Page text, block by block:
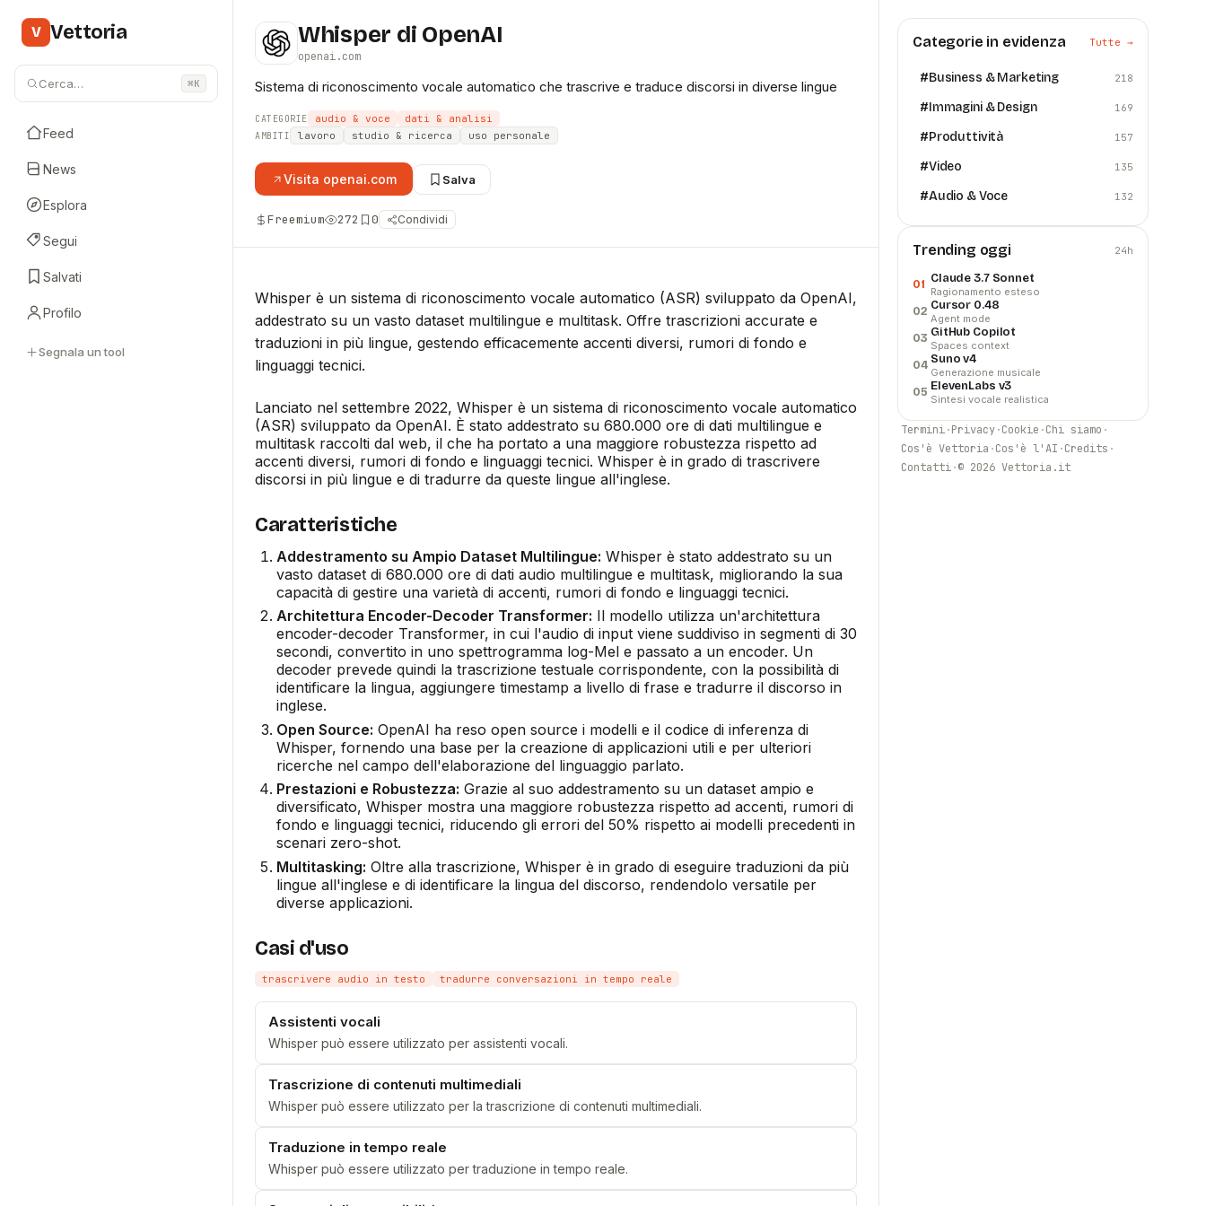
V Vettoria
Cerca… ⌘K
Feed
News
Esplora
Segui
Salvati
Profilo
Segnala un tool
Whisper di OpenAI
openai.com
Sistema di riconoscimento vocale automatico che trascrive e traduce discorsi in diverse lingue
CATEGORIE audio & voce dati & analisi
AMBITI lavoro studio & ricerca uso personale
Visita openai.com Salva
Freemium 272 0 Condividi
Whisper è un sistema di riconoscimento vocale automatico (ASR) sviluppato da OpenAI,
addestrato su un vasto dataset multilingue e multitask. Offre trascrizioni accurate e
traduzioni in più lingue, gestendo efficacemente accenti diversi, rumori di fondo e
linguaggi tecnici.
Lanciato nel settembre 2022, Whisper è un sistema di riconoscimento vocale automatico
(ASR) sviluppato da OpenAI. È stato addestrato su 680.000 ore di dati multilingue e
multitask raccolti dal web, il che ha portato a una maggiore robustezza rispetto ad
accenti diversi, rumori di fondo e linguaggi tecnici. Whisper è in grado di trascrivere
discorsi in più lingue e di tradurre da queste lingue all'inglese.
Caratteristiche
Addestramento su Ampio Dataset Multilingue: Whisper è stato addestrato su un
vasto dataset di 680.000 ore di dati audio multilingue e multitask, migliorando la sua
capacità di gestire una varietà di accenti, rumori di fondo e linguaggi tecnici.
Architettura Encoder-Decoder Transformer: Il modello utilizza un'architettura
encoder-decoder Transformer, in cui l'audio di input viene suddiviso in segmenti di 30
secondi, convertito in uno spettrogramma log-Mel e passato a un encoder. Un
decoder prevede quindi la trascrizione testuale corrispondente, con la possibilità di
identificare la lingua, aggiungere timestamp a livello di frase e tradurre il discorso in
inglese.
Open Source: OpenAI ha reso open source i modelli e il codice di inferenza di
Whisper, fornendo una base per la creazione di applicazioni utili e per ulteriori
ricerche nel campo dell'elaborazione del linguaggio parlato.
Prestazioni e Robustezza: Grazie al suo addestramento su un dataset ampio e
diversificato, Whisper mostra una maggiore robustezza rispetto ad accenti, rumori di
fondo e linguaggi tecnici, riducendo gli errori del 50% rispetto ai modelli precedenti in
scenari zero-shot.
Multitasking: Oltre alla trascrizione, Whisper è in grado di eseguire traduzioni da più
lingue all'inglese e di identificare la lingua del discorso, rendendolo versatile per
diverse applicazioni.
Casi d'uso
trascrivere audio in testo tradurre conversazioni in tempo reale
Assistenti vocali
Whisper può essere utilizzato per assistenti vocali.
Trascrizione di contenuti multimediali
Whisper può essere utilizzato per la trascrizione di contenuti multimediali.
Traduzione in tempo reale
Whisper può essere utilizzato per traduzione in tempo reale.
Categorie in evidenza Tutte →
#Business & Marketing 218
#Immagini & Design 169
#Produttività 157
#Video 135
#Audio & Voce 132
Trending oggi 24h
01 Claude 3.7 Sonnet
Ragionamento esteso
02 Cursor 0.48
Agent mode
03 GitHub Copilot
Spaces context
04 Suno v4
Generazione musicale
05 ElevenLabs v3
Sintesi vocale realistica
Termini·Privacy·Cookie ·Chi siamo ·
Cos'è Vettoria ·Cos'è l'AI ·Credits ·
Contatti·© 2026 Vettoria.it